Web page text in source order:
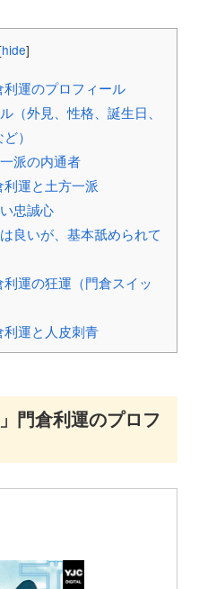
hide]
利運のプロフィール
（外見、性格、誕生日、
）
派の内通者
利運と土方一派
忠誠心
良いが、基本舐められて
運の狂運（門倉スイッ
利運と人皮刺青
門倉利運のプロフ